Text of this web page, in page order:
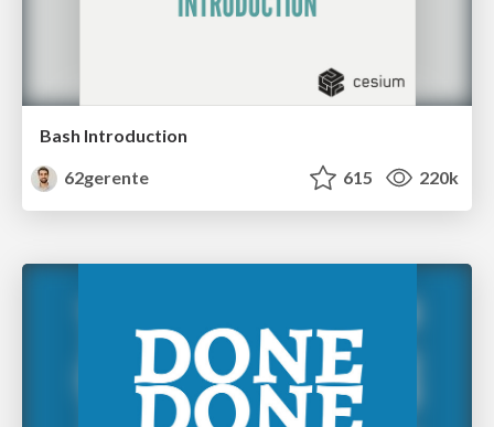
Bash Introduction
62gerente
615 220k